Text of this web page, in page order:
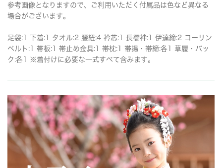
参考画像となりますので、ご利用いただく付属品は色など異なる
場合がございます。
足袋:1 下着:1 タオル:2 腰紐:4 衿芯:1 長襦袢:1 伊達締:2 コーリン
ベルト:1 帯板:1 帯止め金具:1 帯枕:1 帯揚・帯締:各1 草履・バッ
ク:各1 ※着付けに必要な一式すべて含みます。